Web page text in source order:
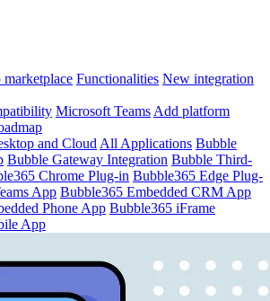
marketplace Functionalities New integration
Microsoft Teams Add platform
and Cloud All Applications Bubble
Bubble Gateway Integration Bubble Third-
Chrome Plug-in Bubble365 Edge Plug-
App Bubble365 Embedded CRM App
Phone App Bubble365 iFrame
App